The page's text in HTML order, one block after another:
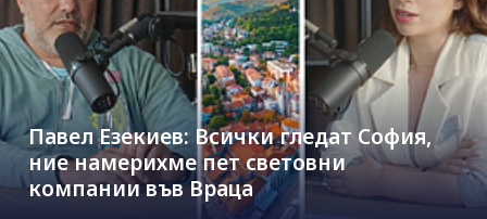
Павел Езекиев: Всички гледат София,
ние намерихме пет световни
компании във Враца